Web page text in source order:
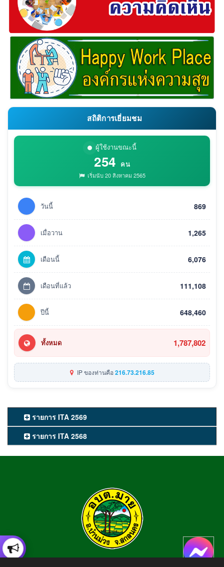
สถิติการเยี่ยมชม
ผู้ใช้งานขณะนี้
254 คน
เริ่มนับ 20 สิงหาคม 2565
วันนี้ 869
เมื่อวาน 1,265
เดือนนี้ 6,076
เดือนที่แล้ว 111,108
ปีนี้ 648,460
ทั้งหมด 1,787,802
IP ของท่านคือ216.73.216.85
รายการ ITA 2569
รายการ ITA 2568